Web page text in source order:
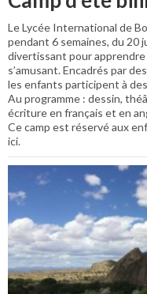
Le Lycée International de
pendant 6 semaines, du 20
divertissant pour apprendre
s’amusant. Encadrés par
les enfants participent à
Au programme : dessin,
écriture en français et en
Ce camp est réservé aux
ici.